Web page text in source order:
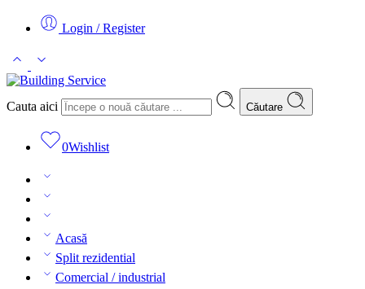
Login / Register
Cauta aici Căutare
0Wishlist
Acasă
Split rezidential
Comercial / industrial